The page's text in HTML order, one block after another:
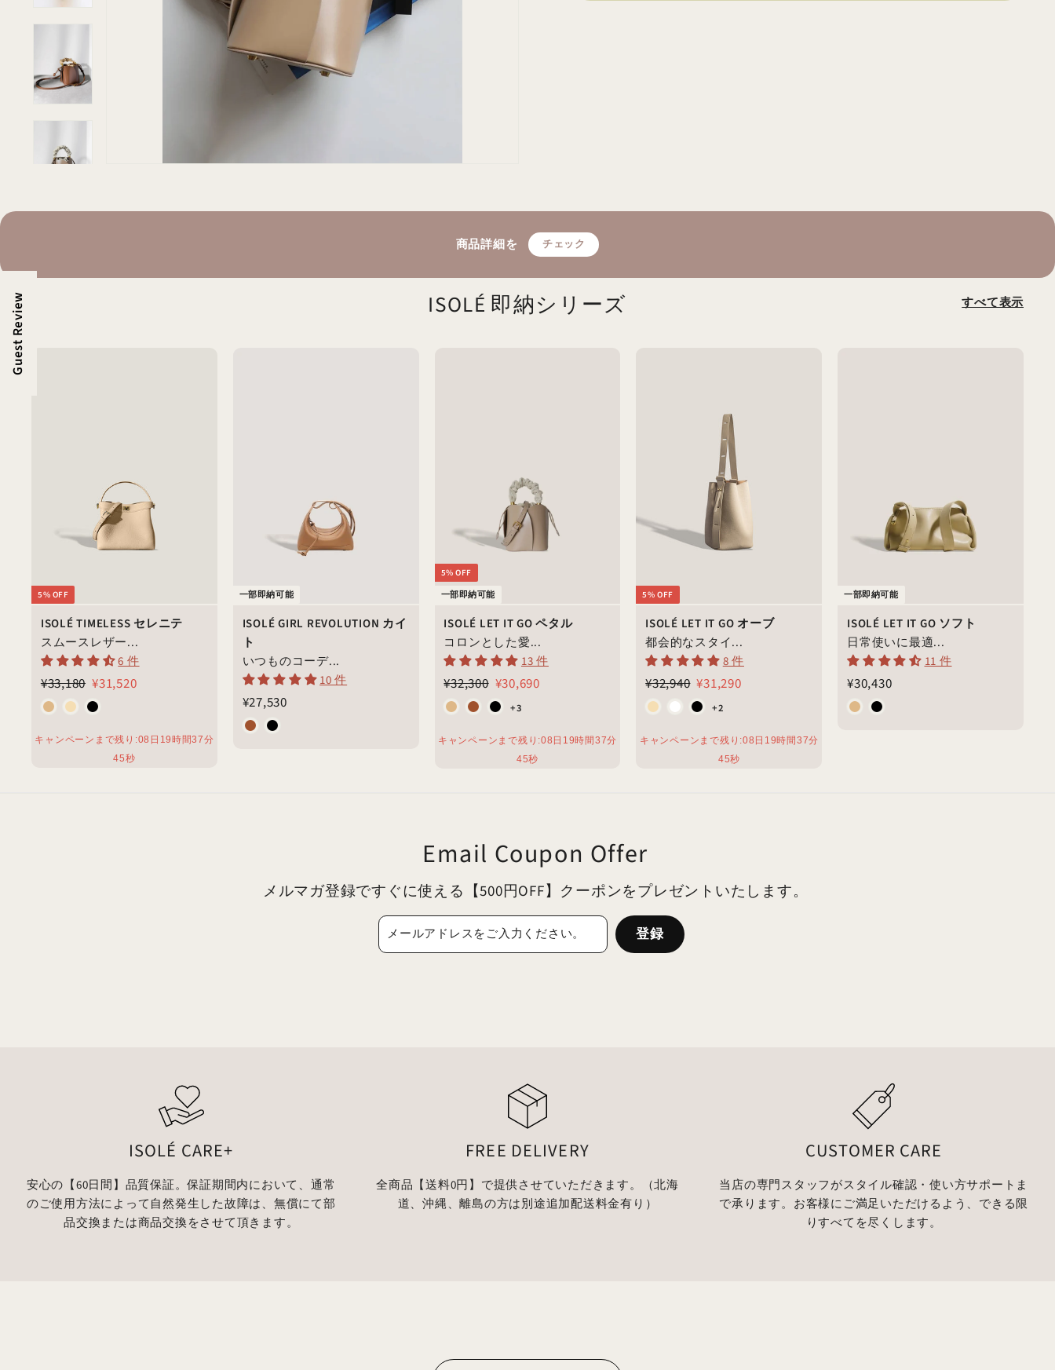
商品詳細を チェック
ISOLÉ 即納シリーズ すべて表示
5% OFF
ISOLÉ TIMELESS セレニテ
スムースレザー...
6 件
通
常
格
¥33,180¥
3
,
割引価格
¥31,520¥31,520
キャンペーンまで残り:08 日 19 時間37分
43秒
一部即納可能
ISOLÉ GIRL REVOLUTION カイ
ト
いつものコーデ...
10 件
¥27,530¥
5% OFF
一部即納可能
ISOLÉ LET IT GO ペタル
コロンとした愛...
13 件
通
常
格
¥32,300¥
3
,
割引価格
¥30,690¥30,690
+3
キャンペーンまで残り:08 日 19時間 37分
43秒
5% OFF
ISOLÉ LET IT GO オーブ
都会的なスタイ...
8 件
通
常
格
¥32,940¥
3
,
¥31,290¥31,290
+2
キャンペーンまで残り:08 日 19時間 37分
43秒
一部即納可能
ISOLÉ LET IT GO ソフト
日常使いに最適...
11 件
¥30,430¥
Email Coupon Offer
メルマガ登録ですぐに使える【500円OFF】クーポンをプレゼントいたします。
だ
さ
い。
登録
ISOLÉ CARE+
安心の【60日間】品質保証。保証期間内において、通常
のご使用方法によって自然発生した故障は、無償にて部
品交換または商品交換をさせて頂きます。
FREE DELIVERY
全商品【送料0円】で提供させていただきます。（北海
道、沖縄、離島の方は別途追加配送料金有り）
CUSTOMER CARE
当店の専門スタッフがスタイル確認・使い方サポートま
で承ります。お客様にご満足いただけるよう、できる限
りすべてを尽くします。
Guest Review